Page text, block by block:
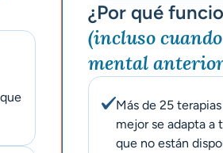
¿Por qué
(incluso
mental
Más de 25
mejor se adapta a
que no están